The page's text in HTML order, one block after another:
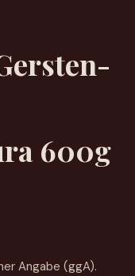
600g
Angabe (ggA).